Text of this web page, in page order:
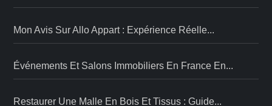
Mon Avis Sur Allo Appart : Expérience Réelle...
Événements Et Salons Immobiliers En France En...
Restaurer Une Malle En Bois Et Tissus : Guide...